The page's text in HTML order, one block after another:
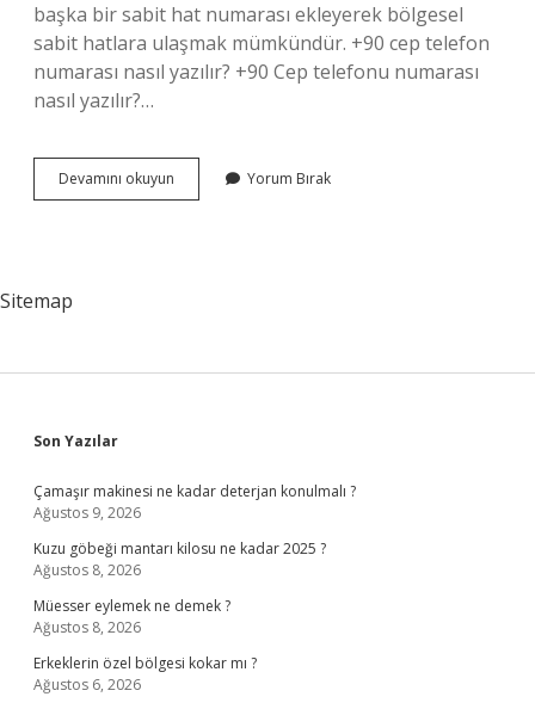
başka bir sabit hat numarası ekleyerek bölgesel
sabit hatlara ulaşmak mümkündür. +90 cep telefon
numarası nasıl yazılır? +90 Cep telefonu numarası
nasıl yazılır?…
Devamını okuyun Istanbul
Telefon
Yorum Bırak
Sitemap
Sidebar
Son Yazılar
Çamaşır makinesi ne kadar deterjan konulmalı ?
Ağustos 9, 2026
Kuzu göbeği mantarı kilosu ne kadar 2025 ?
Ağustos 8, 2026
Müesser eylemek ne demek ?
Ağustos 8, 2026
Erkeklerin özel bölgesi kokar mı ?
Ağustos 6, 2026